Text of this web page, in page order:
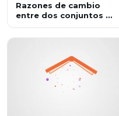
Razones de cambio
entre dos conjuntos de